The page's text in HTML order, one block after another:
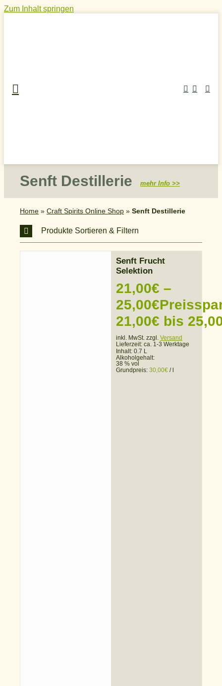
Zum Inhalt springen
Senft Destillerie mehr Info >>
Home» Craft Spirits Online Shop» Senft Destillerie
Produkte Sortieren & Filtern
Senft Frucht
Selektion
21,00€ –
25,00€
21,00€ bis
inkl. MwSt. zzgl. Versand
Lieferzeit: ca. 1-3 Werktage
Inhalt: 0.7 L
Alkoholgehalt:
38 % vol
Grundpreis: 30,00€ /